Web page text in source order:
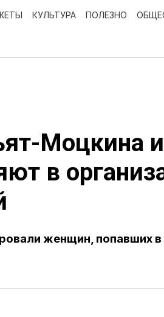
КУЛЬТУРА ПОЛЕЗНО
Моцкина и
в
женщин, попавших